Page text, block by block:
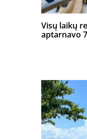
Visų laikų
aptarnavo